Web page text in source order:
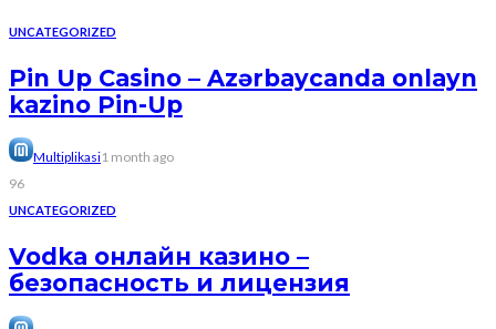
UNCATEGORIZED
Pin Up Casino – Azərbaycanda onlayn
kazino Pin-Up
Multiplikasi1 month ago
96
UNCATEGORIZED
Vodka онлайн казино –
безопасность и лицензия